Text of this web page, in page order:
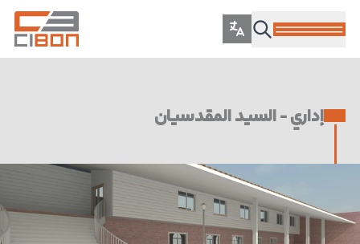
إداري - السيد المقدسيان